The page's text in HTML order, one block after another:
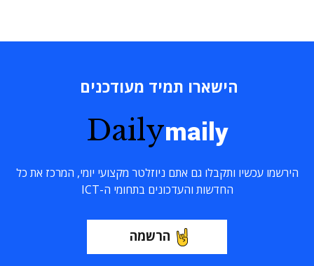
הישארו תמיד מעודכנים
Dailymaily
הירשמו עכשיו ותקבלו גם אתם ניוזלטר מקצועי יומי, המרכז את כל
החדשות והעדכונים בתחומי ה-ICT
הרשמה